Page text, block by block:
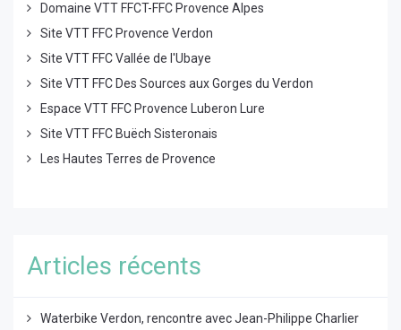
Domaine VTT FFCT-FFC Provence Alpes
Site VTT FFC Provence Verdon
Site VTT FFC Vallée de l'Ubaye
Site VTT FFC Des Sources aux Gorges du Verdon
Espace VTT FFC Provence Luberon Lure
Site VTT FFC Buëch Sisteronais
Les Hautes Terres de Provence
Articles récents
Waterbike Verdon, rencontre avec Jean-Philippe Charlier